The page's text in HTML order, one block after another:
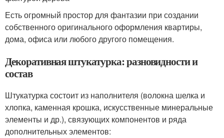
Есть огромный простор для фантазии при создании
собственного оригинального оформления квартиры,
дома, офиса или любого другого помещения.
Декоративная штукатурка: разновидности и
состав
Штукатурка состоит из наполнителя (волокна шелка и
хлопка, каменная крошка, искусственные минеральные
элементы и др.), связующих компонентов и ряда
дополнительных элементов: